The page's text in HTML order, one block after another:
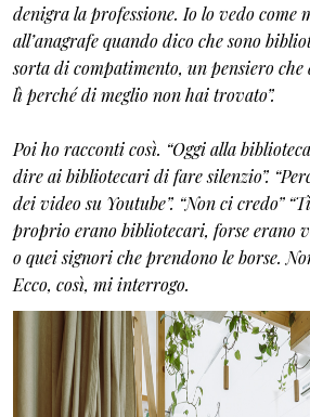
denigra la professione. Io lo vedo come
all’anagrafe quando dico che sono
sorta di compatimento, un pensiero
lì perché di meglio non hai trovato”.
Poi ho racconti così. “Oggi alla
dire ai bibliotecari di fare silenzio”.
dei video su Youtube”. “Non ci credo”
proprio erano bibliotecari, forse erano
o quei signori che prendono le borse.
Ecco, così, mi interrogo.